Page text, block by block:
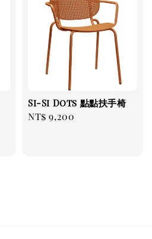
Si-Si Dots 點點扶手椅
Regular
NT$ 9,200